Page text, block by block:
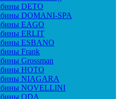
DETO
DOMANI-SPA
EAGO
ERLIT
ESBANO
Frank
Grossman
HOTO
NIAGARA
NOVELLINI
ODA